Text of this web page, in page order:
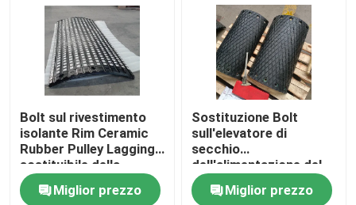
Bolt sul rivestimento
isolante Rim Ceramic
Rubber Pulley Lagging
sostituibile della
puleggia del
trasportatore
Miglior prezzo
Sostituzione Bolt
sull'elevatore di
secchio
dell'alimentazione del
forno di Diamond Drum
Pulley Lagging For
Miglior prezzo